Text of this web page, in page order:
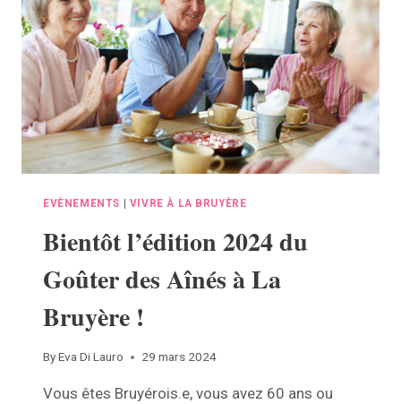
EVÈNEMENTS VIVRE À LA BRUYÈRE
Bientôt l’édition 2024 du
Goûter des Aînés à La
Bruyère !
ByEva Di Lauro 29 mars 2024
Vous êtes Bruyérois.e, vous avez 60 ans ou